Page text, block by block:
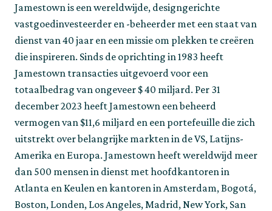
Jamestown is een wereldwijde, designgerichte
vastgoedinvesteerder en -beheerder met een staat van
dienst van 40 jaar en een missie om plekken te creëren
die inspireren. Sinds de oprichting in 1983 heeft
Jamestown transacties uitgevoerd voor een
totaalbedrag van ongeveer $ 40 miljard. Per 31
december 2023 heeft Jamestown een beheerd
vermogen van $11,6 miljard en een portefeuille die zich
uitstrekt over belangrijke markten in de VS, Latijns-
Amerika en Europa. Jamestown heeft wereldwijd meer
dan 500 mensen in dienst met hoofdkantoren in
Atlanta en Keulen en kantoren in Amsterdam, Bogotá,
Boston, Londen, Los Angeles, Madrid, New York, San